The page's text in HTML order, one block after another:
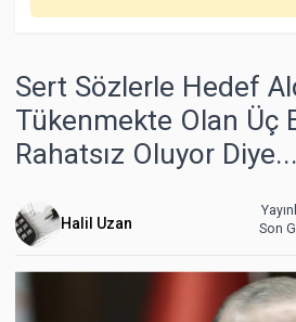
Sert Sözlerle Hedef
Tükenmekte Olan Üç
Rahatsız Oluyor
Halil Uzan
Son